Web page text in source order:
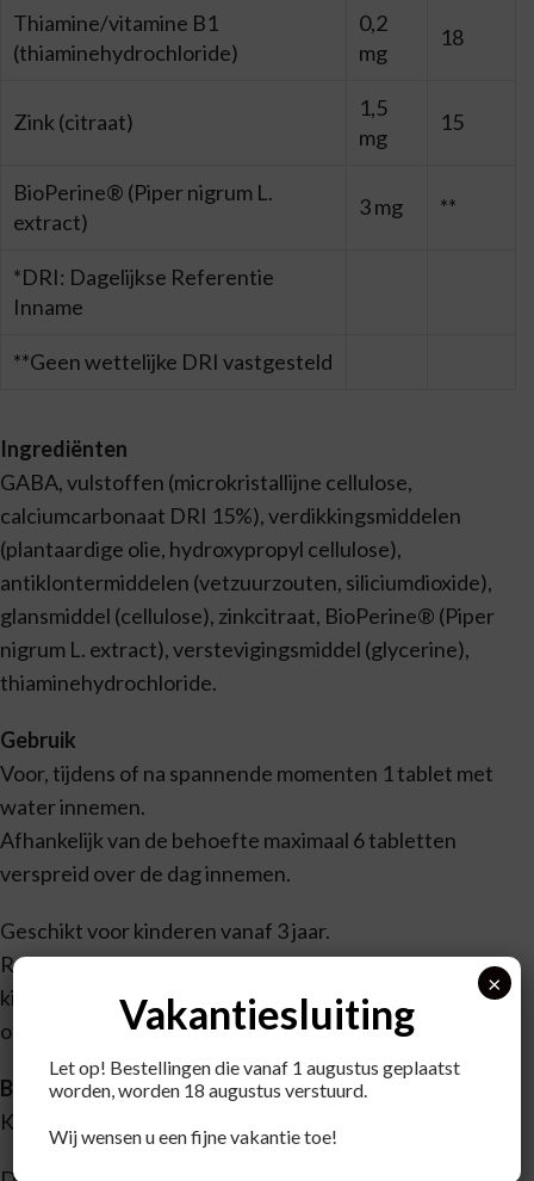
Thiamine/vitamine B1
(thiaminehydrochloride)
0,2
mg
18
Zink (citraat)
1,5
mg
15
BioPerine® (Piper nigrum L.
extract)
3 mg **
*DRI: Dagelijkse Referentie
Inname
**Geen wettelijke DRI vastgesteld
Ingrediënten
GABA, vulstoffen (microkristallijne cellulose,
calciumcarbonaat DRI 15%), verdikkingsmiddelen
(plantaardige olie, hydroxypropyl cellulose),
antiklontermiddelen (vetzuurzouten, siliciumdioxide),
glansmiddel (cellulose), zinkcitraat, BioPerine® (Piper
nigrum L. extract), verstevigingsmiddel (glycerine),
thiaminehydrochloride.
Gebruik
Voor, tijdens of na spannende momenten 1 tablet met
water innemen.
Afhankelijk van de behoefte maximaal 6 tabletten
verspreid over de dag innemen.
Geschikt voor kinderen vanaf 3 jaar.
Raadpleeg vóór gebruik een deskundige in geval van
kinderwens, zwangerschap en/of borstvoeding, ziekte
of medicijngebruik.
Bewaren
Koel, droog en afgesloten bewaren.
Vakantiesluiting
Let op! Bestellingen die vanaf 1 augustus geplaatst
worden, worden 18 augustus verstuurd.
Wij wensen u een fijne vakantie toe!
×